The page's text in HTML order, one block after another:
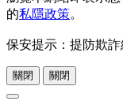
的私隱政策。
保安提示：提防欺詐
關閉 關閉